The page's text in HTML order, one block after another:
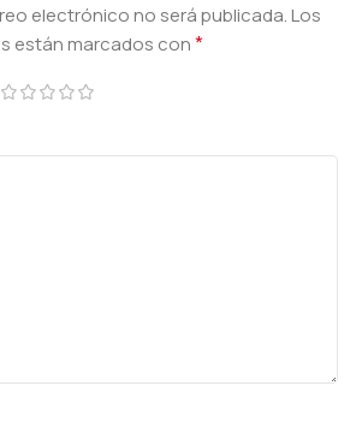
electrónico no será publicada.Los
están marcados con*